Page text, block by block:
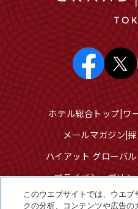
ホテル総合トップ ワ
メールマガジン
ハイアット グローバ
プライバシーポリシ
サイトのご利用に
このウエブサイトでは、ウエ
クの分析、コンテンツや広告